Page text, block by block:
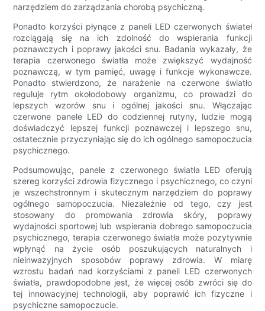
narzędziem do zarządzania chorobą psychiczną.
Ponadto korzyści płynące z paneli LED czerwonych świateł
rozciągają się na ich zdolność do wspierania funkcji
poznawczych i poprawy jakości snu. Badania wykazały, że
terapia czerwonego światła może zwiększyć wydajność
poznawczą, w tym pamięć, uwagę i funkcje wykonawcze.
Ponadto stwierdzono, że narażenie na czerwone światło
reguluje rytm okołodobowy organizmu, co prowadzi do
lepszych wzorów snu i ogólnej jakości snu. Włączając
czerwone panele LED do codziennej rutyny, ludzie mogą
doświadczyć lepszej funkcji poznawczej i lepszego snu,
ostatecznie przyczyniając się do ich ogólnego samopoczucia
psychicznego.
Podsumowując, panele z czerwonego światła LED oferują
szereg korzyści zdrowia fizycznego i psychicznego, co czyni
je wszechstronnym i skutecznym narzędziem do poprawy
ogólnego samopoczucia. Niezależnie od tego, czy jest
stosowany do promowania zdrowia skóry, poprawy
wydajności sportowej lub wspierania dobrego samopoczucia
psychicznego, terapia czerwonego światła może pozytywnie
wpłynąć na życie osób poszukujących naturalnych i
nieinwazyjnych sposobów poprawy zdrowia. W miarę
wzrostu badań nad korzyściami z paneli LED czerwonych
światła, prawdopodobne jest, że więcej osób zwróci się do
tej innowacyjnej technologii, aby poprawić ich fizyczne i
psychiczne samopoczucie.